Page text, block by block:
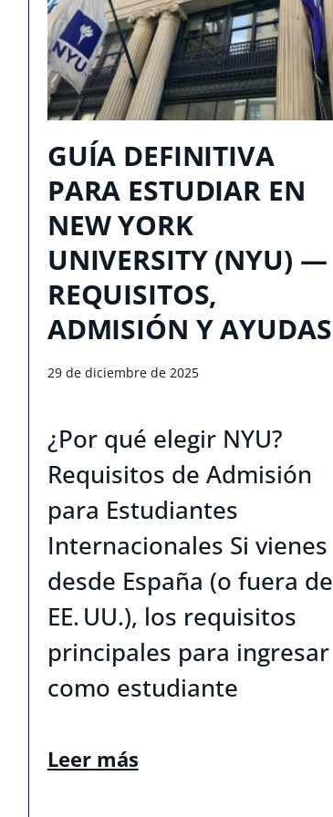
GUÍA DEFINITIVA
PARA ESTUDIAR EN
NEW YORK
UNIVERSITY (NYU) —
REQUISITOS,
ADMISIÓN Y AYUDAS
29 de diciembre de 2025
¿Por qué elegir NYU?
Requisitos de Admisión
para Estudiantes
Internacionales Si vienes
desde España (o fuera de
EE. UU.), los requisitos
principales para ingresar
como estudiante
Leer más